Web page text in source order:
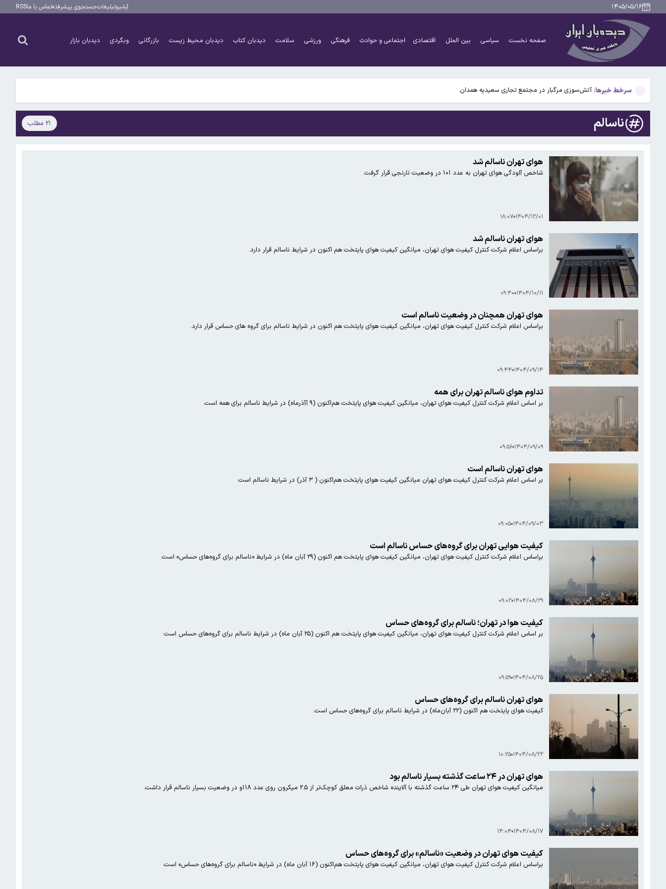
۱۴۰۵/۰۵/۱۶ آرشیوتبلیغاتجستجوی پیشرفتهتماس با ماRSS
صفحه نخست سیاسی بین الملل اقتصادی اجتماعی و حوادث فرهنگی ورزشی سلامت دیدبان کتاب دیدبان محیط زیست بازرگانی وبگردی دیدبان بازار
سرخط خبرها:
بوگاتی سفارشی با نام «دِستِریِر» معرفی شد / W۱۶ هنوز نفس می‌کشد /عکس و فیلم
یافته جدید: سرعت گرمایش جهانی در یک دهه گذشته تقریباً دو برابر شده است
جزئیات جدید افزایش سنوات بازنشستگی/ چه کسانی باید بیشتر کار کنند و چه افرادی معاف هستند؟
آتش‌سوزی مرگبار در مجتمع تجاری سعیدیه همدان
دانشمندان راز آبشار خونین جنوبگان را کشف کردند
یافته جدید: سرعت گرمایش جهانی در یک دهه گذشته تقریباً دو برابر شده است
جزئیات جدید افزایش سنوات بازنشستگی/ چه کسانی باید بیشتر کار کنند و چه افرادی معاف هستند؟
ناسالم ۲۱ مطلب
هوای تهران ناسالم شد
شاخص آلودگی هوای تهران به عدد ۱۰۱ در وضعیت نارنجی قرار گرفت.
۱۴۰۴/۱۲/۰۱ ۱۸:۰۷
هوای تهران ناسالم شد
براساس اعلام شرکت کنترل کیفیت هوای تهران، میانگین کیفیت هوای پایتخت هم اکنون در شرایط ناسالم قرار دارد.
۱۴۰۴/۱۰/۱۱ ۰۹:۴۰
هوای تهران همچنان در وضعیت ناسالم است
براساس اعلام شرکت کنترل کیفیت هوای تهران، میانگین کیفیت هوای پایتخت هم اکنون در شرایط ناسالم برای گروه های حساس قرار دارد.
۱۴۰۴/۰۹/۱۴ ۰۹:۴۴
تداوم هوای ناسالم تهران برای همه
بر اساس اعلام شرکت کنترل کیفیت هوای تهران،‌ میانگین کیفیت هوای پایتخت هم‌اکنون (۹ آآذرماه) در شرایط ناسالم برای همه است.
۱۴۰۴/۰۹/۰۹ ۰۹:۵۶
هوای تهران ناسالم است
بر اساس اعلام شرکت کنترل کیفیت هوای تهران میانگین کیفیت هوای پایتخت هم‌اکنون ( ۳ آذر) در شرایط ناسالم است
۱۴۰۴/۰۹/۰۳ ۰۹:۰۵
کیفیت هوایی تهران برای گروه‌های حساس ناسالم است
براساس اعلام شرکت کنترل کیفیت هوای تهران، میانگین کیفیت هوای پایتخت هم اکنون (۲۹ آبان‌ ماه) در شرایط «ناسالم برای گروه‌های حساس» است.
۱۴۰۴/۰۸/۲۹ ۰۹:۰۲
کیفیت هوا در تهران؛ ناسالم برای گروه‌های حساس
بر اساس اعلام شرکت کنترل کیفیت هوای تهران، میانگین کیفیت هوای پایتخت هم اکنون (۲۵ آبان‌ ماه) در شرایط ناسالم برای گروه‌های حساس است
۱۴۰۴/۰۸/۲۵ ۰۹:۵۹
هوای تهران ناسالم برای گروه‌های حساس
کیفیت هوای پایتخت هم اکنون (۲۲ آبان‌ماه) در شرایط ناسالم برای گروه‌های حساس است.
۱۴۰۴/۰۸/۲۲ ۱۰:۲۵
هوای تهران در ۲۴ ساعت گذشته بسیار ناسالم بود
میانگین کیفیت هوای تهران طی ۲۴ ساعت گذشته با آلاینده شاخص ذرات معلق کوچک‌تر از ۲.۵ میکرون روی عدد ۱۱۸و در وضعیت بسیار ناسالم قرار داشت.
۱۴۰۴/۰۸/۱۷ ۱۴:۰۴
کیفیت هوای تهران در وضعیت «ناسالم» برای گروه‌های حساس
براساس اعلام شرکت کنترل کیفیت هوای تهران، میانگین کیفیت هوای پایتخت هم‌اکنون‌ (۱۶ آبان ماه) در شرایط «ناسالم برای گروه‌های حساس» است.